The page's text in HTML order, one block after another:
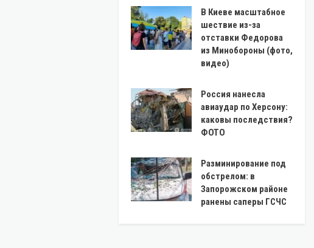
В Киеве масштабное
шествие из-за
отставки Федорова
из Минобороны (фото,
видео)
Россия нанесла
авиаудар по Херсону:
каковы последствия?
ФОТО
Разминирование под
обстрелом: в
Запорожском районе
ранены саперы ГСЧС